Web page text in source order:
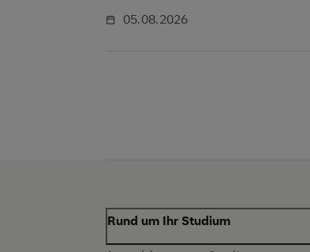
05.08.2026
Rund um Ihr Studium